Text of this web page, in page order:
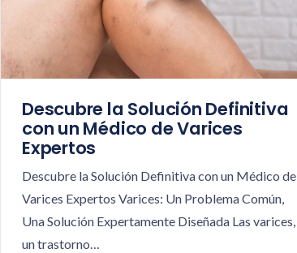
Descubre la Solución Definitiva
con un Médico de Varices
Expertos
Descubre la Solución Definitiva con un Médico de
Varices Expertos Varices: Un Problema Común,
Una Solución Expertamente Diseñada Las varices,
un trastorno…